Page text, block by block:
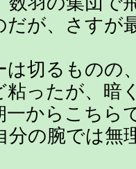
だが、さすが
切るものの
粘ったが、暗
からこちら
分の腕では無